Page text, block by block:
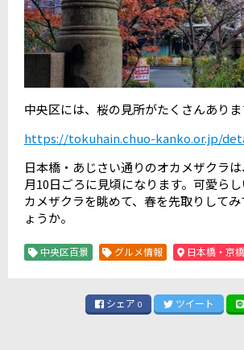
中央区には、桜の見所がたくさんあり
https://tokuhain.chuo-kanko.or.jp/
日本橋・あじさい通りのオカメザクラ
月10日ごろに見頃になります。可愛ら
カメザクラを眺めて、春を先取りして
ょうか。
中央区百景 グルメ情報 日本橋・京
シェア 0 ツイート